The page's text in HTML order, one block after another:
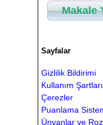
Makale
Sayfalar
Gizlilik Bildirimi
Kullanım Şartları
Çerezler
Puanlama
Ünvanlar ve